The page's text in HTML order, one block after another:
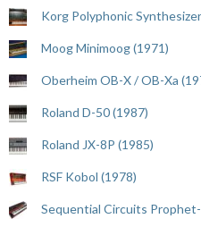
Korg Polyphonic
Moog Minimoog (1971)
Oberheim OB-X / OB-Xa
Roland D-50 (1987)
Roland JX-8P (1985)
RSF Kobol (1978)
Sequential Circuits